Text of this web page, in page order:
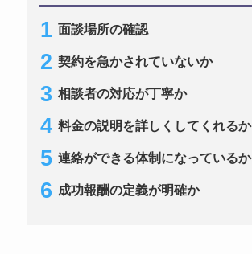
面談場所の確認
契約を急かされていないか
相談者の対応が丁寧か
料金の説明を詳しくしてくれるか
連絡ができる体制になっているか
成功報酬の定義が明確か